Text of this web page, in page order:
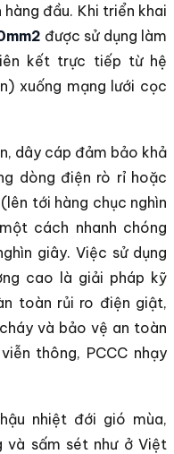
đầu. Khi triển khai
được sử dụng làm
kết trực tiếp từ hệ
xuống mạng lưới cọc
dây cáp đảm bảo khả
dòng điện rò rỉ hoặc
tới hàng chục nghìn
cách nhanh chóng
giây. Việc sử dụng
cao là giải pháp kỹ
toàn rủi ro điện giật,
và bảo vệ an toàn
thông, PCCC nhạy
nhiệt đới gió mùa,
và sấm sét như ở Việt